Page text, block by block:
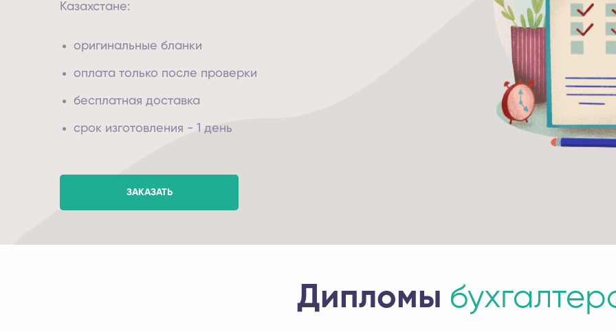
Казахстане:
оригинальные бланки
оплата только после проверки
бесплатная доставка
срок изготовления - 1 день
ЗАКАЗАТЬ
Дипломы